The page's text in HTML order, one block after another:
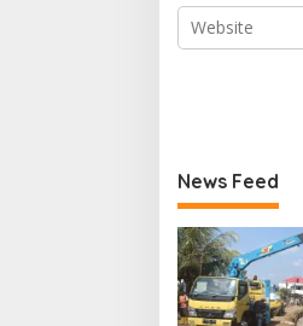
News Feed